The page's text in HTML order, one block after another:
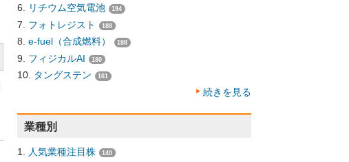
リチウム空気電池 194
フォトレジスト 188
e-fuel（合成燃料） 188
フィジカルAI 180
タングステン 161
続きを見る
業種別
人気業種注目株 140